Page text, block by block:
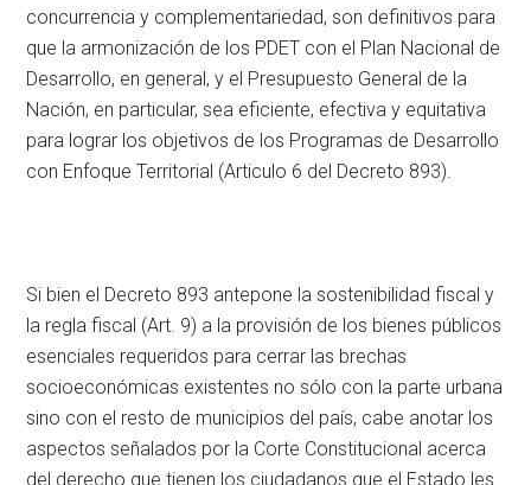
concurrencia y complementariedad, son definitivos para
que la armonización de los PDET con el Plan Nacional de
Desarrollo, en general, y el Presupuesto General de la
Nación, en particular, sea eficiente, efectiva y equitativa
para lograr los objetivos de los Programas de Desarrollo
con Enfoque Territorial (Articulo 6 del Decreto 893).
Si bien el Decreto 893 antepone la sostenibilidad fiscal y
la regla fiscal (Art. 9) a la provisión de los bienes públicos
esenciales requeridos para cerrar las brechas
socioeconómicas existentes no sólo con la parte urbana
sino con el resto de municipios del país, cabe anotar los
aspectos señalados por la Corte Constitucional acerca
del derecho que tienen los ciudadanos que el Estado les